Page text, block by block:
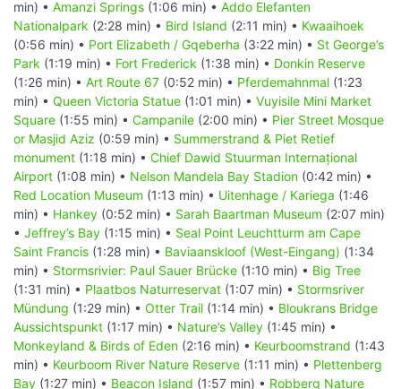
min) • Amanzi Springs (1:06 min) • Addo Elefanten
Nationalpark (2:28 min) • Bird Island (2:11 min) • Kwaaihoek
(0:56 min) • Port Elizabeth / Gqeberha (3:22 min) • St George’s
Park (1:19 min) • Fort Frederick (1:38 min) • Donkin Reserve
(1:26 min) • Art Route 67 (0:52 min) • Pferdemahnmal (1:23
min) • Queen Victoria Statue (1:01 min) • Vuyisile Mini Market
Square (1:55 min) • Campanile (2:00 min) • Pier Street Mosque
or Masjid Aziz (0:59 min) • Summerstrand & Piet Retief
monument (1:18 min) • Chief Dawid Stuurman Internațional
Airport (1:08 min) • Nelson Mandela Bay Stadion (0:42 min) •
Red Location Museum (1:13 min) • Uitenhage / Kariega (1:46
min) • Hankey (0:52 min) • Sarah Baartman Museum (2:07 min)
• Jeffrey’s Bay (1:15 min) • Seal Point Leuchtturm am Cape
Saint Francis (1:28 min) • Baviaanskloof (West-Eingang) (1:34
min) • Stormsrivier: Paul Sauer Brücke (1:10 min) • Big Tree
(1:31 min) • Plaatbos Naturreservat (1:07 min) • Stormsriver
Mündung (1:29 min) • Otter Trail (1:14 min) • Bloukrans Bridge
Aussichtspunkt (1:17 min) • Nature’s Valley (1:45 min) •
Monkeyland & Birds of Eden (2:16 min) • Keurboomstrand (1:43
min) • Keurboom River Nature Reserve (1:11 min) • Plettenberg
Bay (1:27 min) • Beacon Island (1:57 min) • Robberg Nature